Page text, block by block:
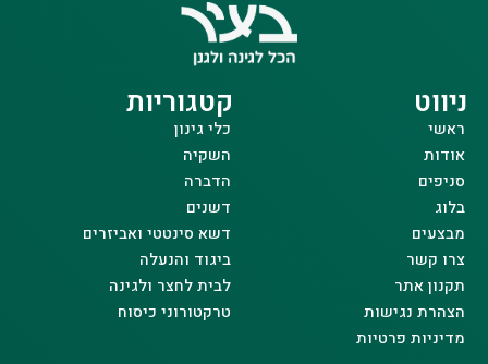
ניווט
ראשי
אודות
סניפים
בלוג
מבצעים
צרו קשר
תקנון אתר
הצהרת נגישות
מדיניות פרטיות
קטגוריות
כלי גינון
השקיה
הדברה
דשנים
דשא סינטטי ואביזרים
ביגוד והנעלה
לבית לחצר ולגינה
טרקטורוני כיסוח